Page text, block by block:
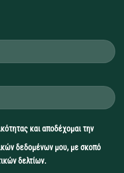
και αποδέχομαι την
δεδομένων μου, με σκοπό
δελτίων.